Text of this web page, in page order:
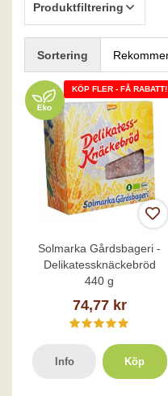
Produktfiltrering
Sortering
KÖP FLER - FÅ RABATT!
Solmarka Gårdsbageri -
Delikatessknäckebröd
440 g
74,77 kr
Info Köp